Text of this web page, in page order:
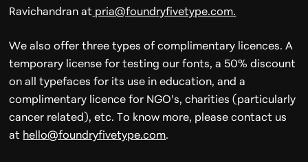
Ravichandran at pria@foundryfivetype.com.
We also offer three types of complimentary licences. A
temporary license for testing our fonts, a 50% discount
on all typefaces for its use in education, and a
complimentary licence for NGO’s, charities (particularly
cancer related), etc. To know more, please contact us
at hello@foundryfivetype.com​.